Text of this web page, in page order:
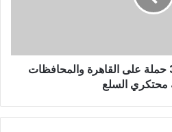
حماية المستهلك يشن 33 حملة على القاهرة والمحافظات
محتكري السلع